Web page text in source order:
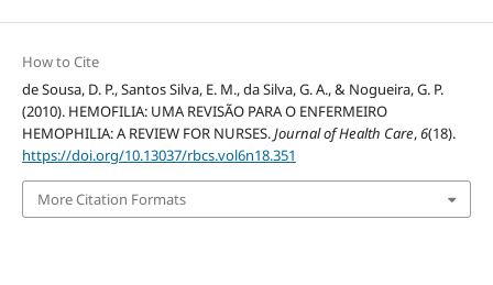
How to Cite
de Sousa, D. P., Santos Silva, E. M., da Silva, G. A., & Nogueira, G. P.
(2010). HEMOFILIA: UMA REVISÃO PARA O ENFERMEIRO
HEMOPHILIA: A REVIEW FOR NURSES.Journal of Health Care,6(18).
https://doi.org/10.13037/rbcs.vol6n18.351
More Citation Formats